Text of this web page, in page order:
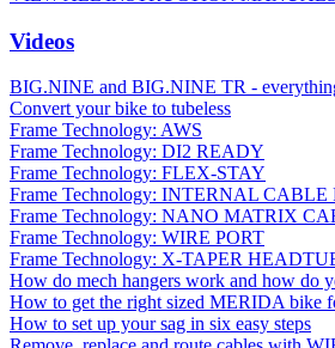
Videos
BIG.NINE and BIG.NINE TR -
Convert your bike to tubeless
Frame Technology: AWS
Frame Technology: DI2 READY
Frame Technology: FLEX-STAY
Frame Technology: INTERNAL
Frame Technology: NANO MATRIX
Frame Technology: WIRE PORT
Frame Technology: X-TAPER
How do mech hangers work and how do
How to get the right sized MERIDA bike
How to set up your sag in six easy steps